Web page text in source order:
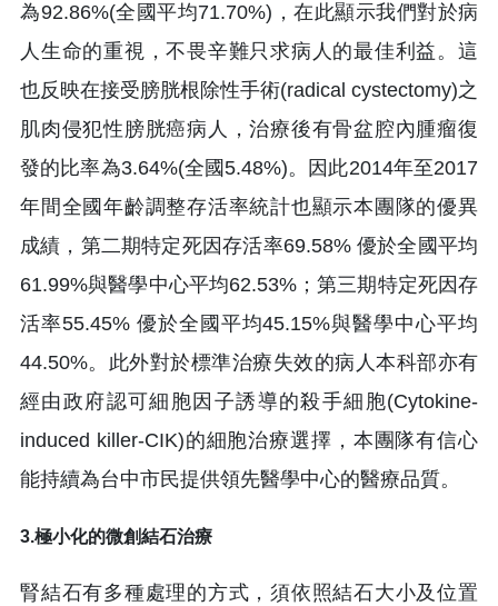
為92.86%(全國平均71.70%)，在此顯示我們對於病
人生命的重視，不畏辛難只求病人的最佳利益。這
也反映在接受膀胱根除性手術(radical cystectomy)之
肌肉侵犯性膀胱癌病人，治療後有骨盆腔內腫瘤復
發的比率為3.64%(全國5.48%)。因此2014年至2017
年間全國年齡調整存活率統計也顯示本團隊的優異
成績，第二期特定死因存活率69.58% 優於全國平均
61.99%與醫學中心平均62.53%；第三期特定死因存
活率55.45% 優於全國平均45.15%與醫學中心平均
44.50%。此外對於標準治療失效的病人本科部亦有
經由政府認可細胞因子誘導的殺手細胞(Cytokine-
induced killer-CIK)的細胞治療選擇，本團隊有信心
能持續為台中市民提供領先醫學中心的醫療品質。
3.極小化的微創結石治療
腎結石有多種處理的方式，須依照結石大小及位置